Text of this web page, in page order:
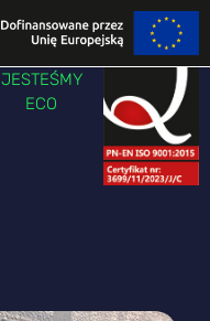
JESTEŚMY
ECO